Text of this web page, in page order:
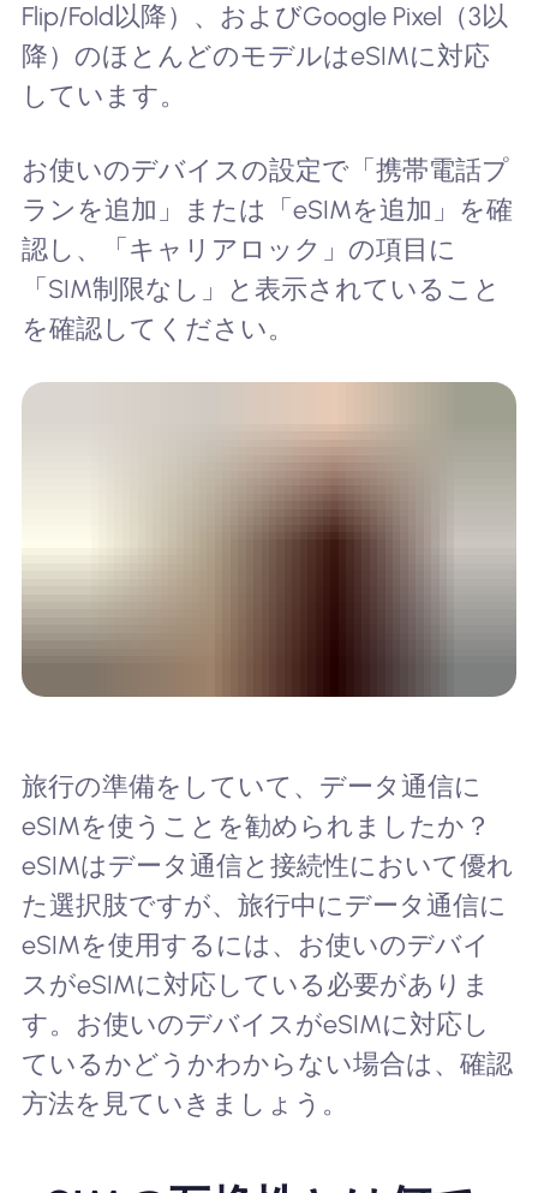
Flip/Fold以降）、およびGoogle Pixel（3以
降）のほとんどのモデルはeSIMに対応
しています。
お使いのデバイスの設定で「携帯電話プ
ランを追加」または「eSIMを追加」を確
認し、「キャリアロック」の項目に
「SIM制限なし」と表示されていること
を確認してください。
旅行の準備をしていて、データ通信に
eSIMを使うことを勧められましたか？
eSIMはデータ通信と接続性において優れ
た選択肢ですが、旅行中にデータ通信に
eSIMを使用するには、お使いのデバイ
スがeSIMに対応している必要がありま
す。お使いのデバイスがeSIMに対応し
ているかどうかわからない場合は、確認
方法を見ていきましょう。